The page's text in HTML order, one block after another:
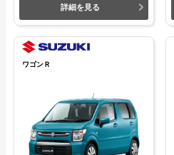
詳細を見る
ワゴンＲ